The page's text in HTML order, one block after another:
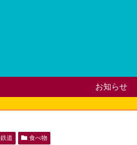
お知らせ
鉄道 食べ物